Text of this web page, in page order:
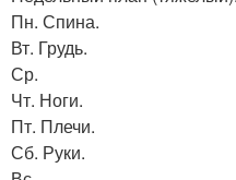
Пн. Спина.
Вт. Грудь.
Ср.
Чт. Ноги.
Пт. Плечи.
Сб. Руки.